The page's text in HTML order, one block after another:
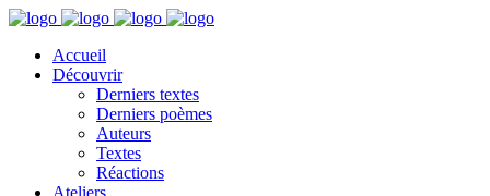
Accueil
Découvrir
Derniers textes
Derniers poèmes
Auteurs
Textes
Réactions
Ateliers